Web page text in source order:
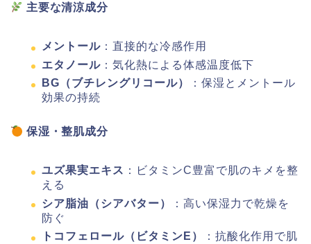
主要な清涼成分
メントール ：直接的な冷感作用
エタノール ：気化熱による体感温度低下
BG（ブチレングリコール）
：保湿とメントール
効果の持続
保湿・整肌成分
ユズ果実エキス ：ビタミンC豊富で肌のキメを整
える
シア脂油（シアバター）
：高い保湿力で乾燥を
防ぐ
トコフェロール（ビタミンE）
：抗酸化作用で肌